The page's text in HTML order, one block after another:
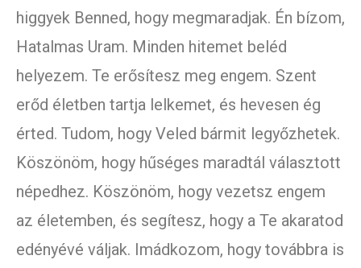
higgyek Benned, hogy megmaradjak. Én bízom,
Hatalmas Uram. Minden hitemet beléd
helyezem. Te erősítesz meg engem. Szent
erőd életben tartja lelkemet, és hevesen ég
érted. Tudom, hogy Veled bármit legyőzhetek.
Köszönöm, hogy hűséges maradtál választott
népedhez. Köszönöm, hogy vezetsz engem
az életemben, és segítesz, hogy a Te akaratod
edényévé váljak. Imádkozom, hogy továbbra is